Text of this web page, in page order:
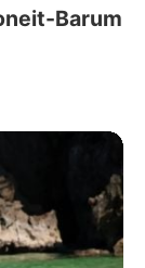
Barum